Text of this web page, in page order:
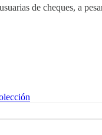
de cheques, a